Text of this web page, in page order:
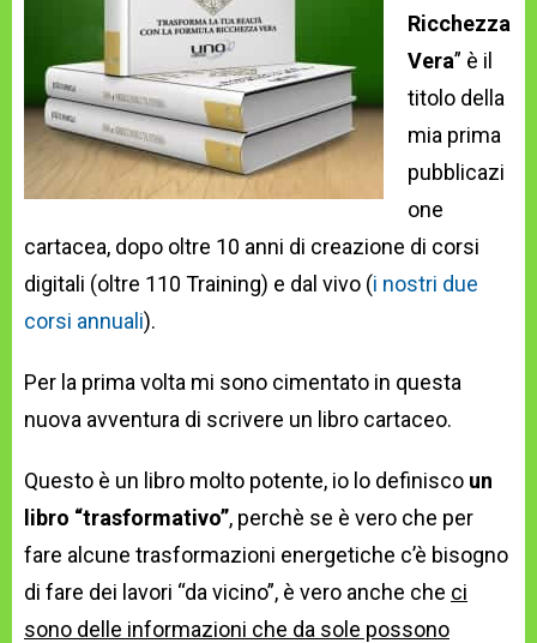
Ricchezza
Vera” è il
titolo della
mia prima
pubblicazi
one
cartacea, dopo oltre 10 anni di creazione di corsi
digitali (oltre 110 Training) e dal vivo (i nostri due
corsi annuali).
Per la prima volta mi sono cimentato in questa
nuova avventura di scrivere un libro cartaceo.
Questo è un libro molto potente, io lo definisco un
libro “trasformativo”, perchè se è vero che per
fare alcune trasformazioni energetiche c’è bisogno
di fare dei lavori “da vicino”, è vero anche che ci
sono delle informazioni che da sole possono